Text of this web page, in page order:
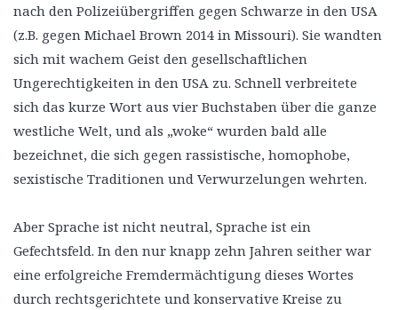
nach den Polizeiübergriffen gegen Schwarze in den USA
(z.B. gegen Michael Brown 2014 in Missouri). Sie wandten
sich mit wachem Geist den gesellschaftlichen
Ungerechtigkeiten in den USA zu. Schnell verbreitete
sich das kurze Wort aus vier Buchstaben über die ganze
westliche Welt, und als „woke“ wurden bald alle
bezeichnet, die sich gegen rassistische, homophobe,
sexistische Traditionen und Verwurzelungen wehrten.
Aber Sprache ist nicht neutral, Sprache ist ein
Gefechtsfeld. In den nur knapp zehn Jahren seither war
eine erfolgreiche Fremdermächtigung dieses Wortes
durch rechtsgerichtete und konservative Kreise zu